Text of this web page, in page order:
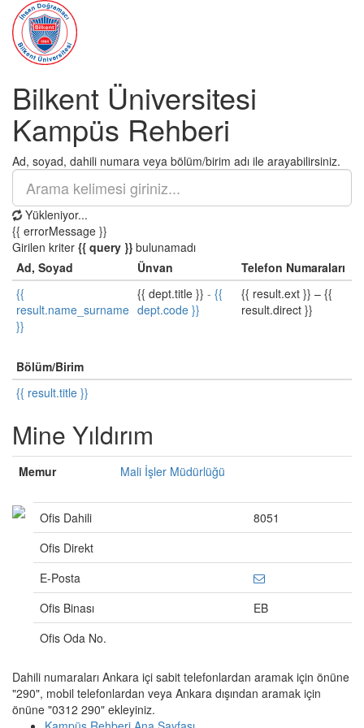
Bilkent Üniversitesi
Kampüs Rehberi
Ad, soyad, dahili numara veya bölüm/birim adı ile arayabilirsiniz.
Yükleniyor...
{{ errorMessage }}
Girilen kriter {{ query }} bulunamadı
Ad, Soyad
Ünvan
Telefon Numaraları
{{
result.name_surname
}}
{{ dept.title }} - {{
dept.code }}
{{ result.ext }} – {{
result.direct }}
Bölüm/Birim
{{ result.title }}
Mine Yıldırım
Memur Mali İşler Müdürlüğü
Ofis Dahili
8051
Ofis Direkt
E-Posta
Ofis Binası
EB
Ofis Oda No.
Dahili numaraları Ankara içi sabit telefonlardan aramak için önüne
"290", mobil telefonlardan veya Ankara dışından aramak için
önüne "0312 290" ekleyiniz.